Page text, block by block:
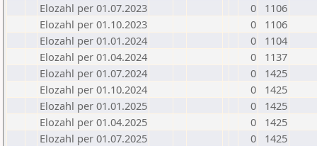
Elozahl per 01.07.2023
0
1106
Elozahl per 01.10.2023
0
1106
Elozahl per 01.01.2024
0
1104
Elozahl per 01.04.2024
0
1137
Elozahl per 01.07.2024
0
1425
Elozahl per 01.10.2024
0
1425
Elozahl per 01.01.2025
0
1425
Elozahl per 01.04.2025
0
1425
Elozahl per 01.07.2025
0
1425